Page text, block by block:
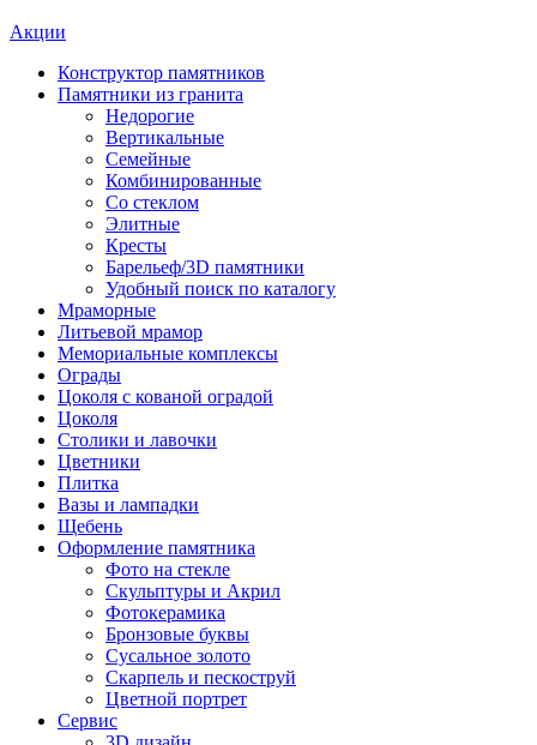
Акции
Конструктор памятников
Памятники из гранита
Недорогие
Вертикальные
Семейные
Комбинированные
Со стеклом
Элитные
Кресты
Барельеф/3D памятники
Удобный поиск по каталогу
Мраморные
Литьевой мрамор
Мемориальные комплексы
Ограды
Цоколя с кованой оградой
Цоколя
Столики и лавочки
Цветники
Плитка
Вазы и лампадки
Щебень
Оформление памятника
Фото на стекле
Скульптуры и Акрил
Фотокерамика
Бронзовые буквы
Сусальное золото
Скарпель и пескоструй
Цветной портрет
Сервис